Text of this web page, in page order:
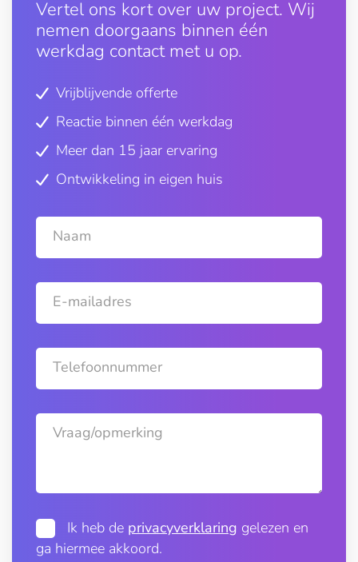
Vertel ons kort over uw project. Wij
nemen doorgaans binnen één
werkdag contact met u op.
Vrijblijvende offerte
Reactie binnen één werkdag
Meer dan 15 jaar ervaring
Ontwikkeling in eigen huis
Naam
E-mailadres
Telefoonnummer
Vraag/opmerking
Ik heb de privacyverklaring gelezen en
ga hiermee akkoord.